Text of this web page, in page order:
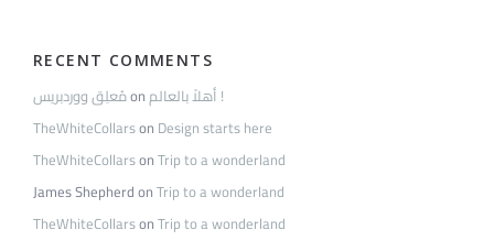
RECENT COMMENTS
مُعلِق ووردبريسon
أهلاً بالعالم !
TheWhiteCollarson Design starts here
TheWhiteCollarsonTrip to a wonderland
James ShepherdonTrip to a wonderland
TheWhiteCollarsonTrip to a wonderland